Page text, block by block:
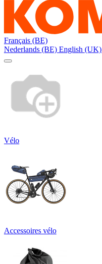
Français (BE)
Nederlands (BE) English (UK)
Vélo
Accessoires vélo